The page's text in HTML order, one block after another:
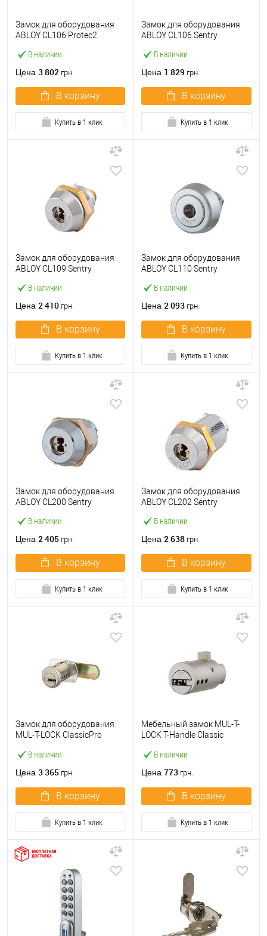
В наличии
Замок для оборудования
ABLOY CL106 Protec2
Цена 3 802 грн.
В корзину
Купить в 1 клик
В наличии
Замок для оборудования
ABLOY CL106 Sentry
Цена 1 829 грн.
В корзину
Купить в 1 клик
В наличии
Замок для оборудования
ABLOY CL109 Sentry
Цена 2 410 грн.
В корзину
Купить в 1 клик
В наличии
Замок для оборудования
ABLOY CL110 Sentry
Цена 2 093 грн.
В корзину
Купить в 1 клик
В наличии
Замок для оборудования
ABLOY CL200 Sentry
Цена 2 405 грн.
В корзину
Купить в 1 клик
В наличии
Замок для оборудования
ABLOY CL202 Sentry
Цена 2 638 грн.
В корзину
Купить в 1 клик
В наличии
Замок для оборудования
MUL-T-LOCK ClassicPro
Цена 3 365 грн.
В корзину
Купить в 1 клик
В наличии
Мебельный замок MUL-T-
LOCK T-Handle Classic
Цена 773 грн.
В корзину
Купить в 1 клик